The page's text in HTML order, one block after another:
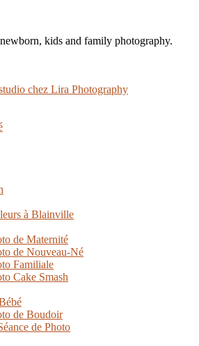
kids and family photography.
chez Lira Photography
à Blainville
de Maternité
de Nouveau-Né
Familiale
Cake Smash
de Boudoir
de Photo